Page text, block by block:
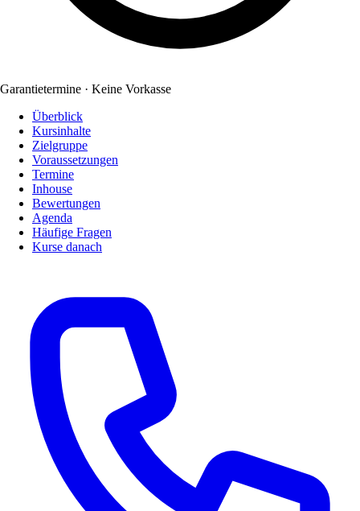
Garantietermine · Keine Vorkasse
Überblick
Kursinhalte
Zielgruppe
Voraussetzungen
Termine
Inhouse
Bewertungen
Agenda
Häufige Fragen
Kurse danach